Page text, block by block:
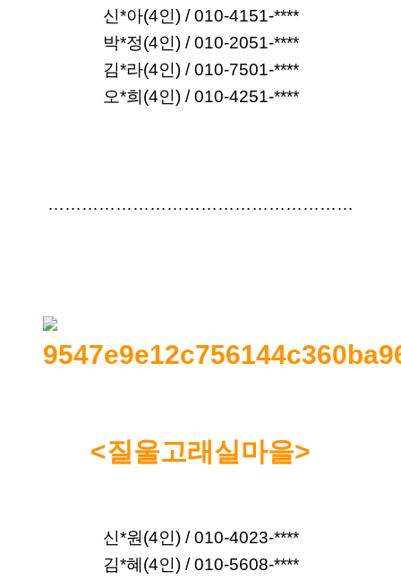
신*아(4인) / 010-4151-****
박*정(4인) / 010-2051-****
김*라(4인) / 010-7501-****
오*희(4인) / 010-4251-****
………………………………………………
<질울고래실마을>
신*원(4인) / 010-4023-****
김*혜(4인) / 010-5608-****